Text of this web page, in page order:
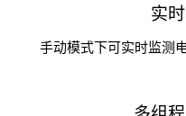
实
手动模式下可实时监测